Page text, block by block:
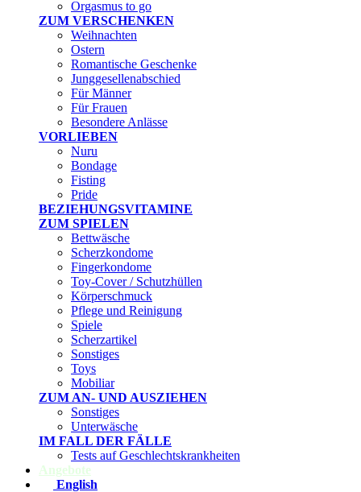
Orgasmus to go
ZUM VERSCHENKEN
Weihnachten
Ostern
Romantische Geschenke
Junggesellenabschied
Für Männer
Für Frauen
Besondere Anlässe
VORLIEBEN
Nuru
Bondage
Fisting
Pride
BEZIEHUNGSVITAMINE
ZUM SPIELEN
Bettwäsche
Scherzkondome
Fingerkondome
Toy-Cover / Schutzhüllen
Körperschmuck
Pflege und Reinigung
Spiele
Scherzartikel
Sonstiges
Toys
Mobiliar
ZUM AN- UND AUSZIEHEN
Sonstiges
Unterwäsche
IM FALL DER FÄLLE
Tests auf Geschlechtskrankheiten
Angebote
English